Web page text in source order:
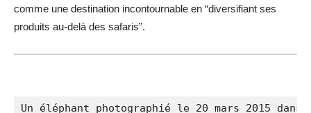
comme une destination incontournable en “diversifiant ses
produits au-delà des safaris”.
Un éléphant photographié le 20 mars 2015